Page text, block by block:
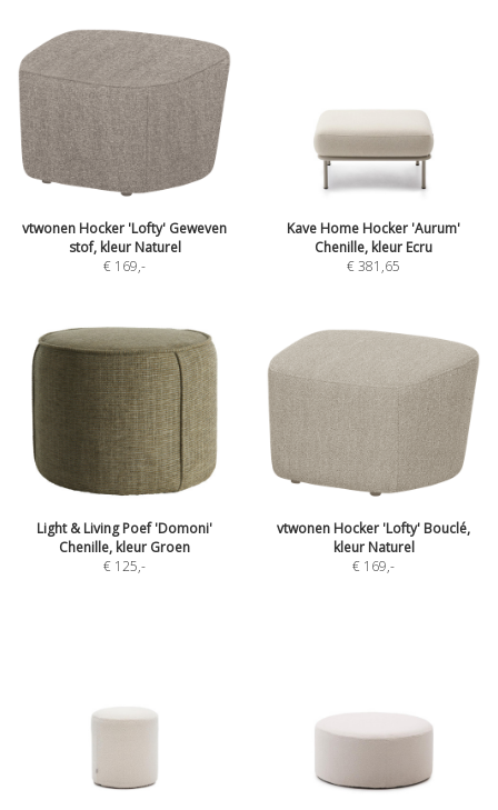
vtwonen Hocker 'Lofty' Geweven
stof, kleur Naturel
€ 169,-
Kave Home Hocker 'Aurum'
Chenille, kleur Ecru
€ 381,65
Light & Living Poef 'Domoni'
Chenille, kleur Groen
€ 125,-
vtwonen Hocker 'Lofty' Bouclé,
kleur Naturel
€ 169,-